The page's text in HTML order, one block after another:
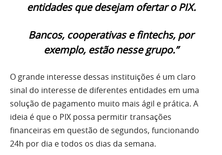
entidades que desejam ofertar o PIX.
Bancos, cooperativas e fintechs, por
exemplo, estão nesse grupo.”
O grande interesse dessas instituições é um claro
sinal do interesse de diferentes entidades em uma
solução de pagamento muito mais ágil e prática. A
ideia é que o PIX possa permitir transações
financeiras em questão de segundos, funcionando
24h por dia e todos os dias da semana.